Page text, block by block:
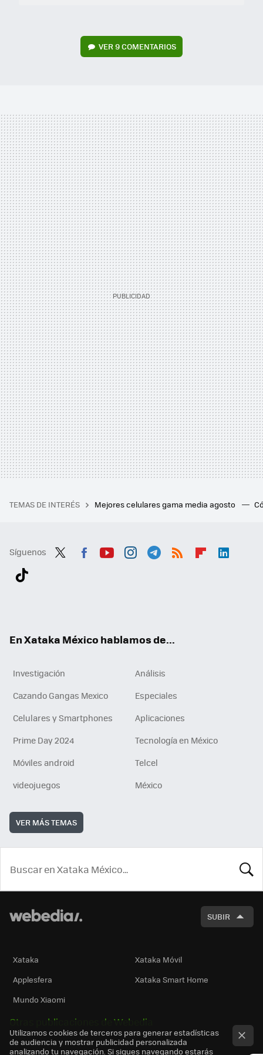
VER9 COMENTARIOS
TEMAS DE INTERÉS Mejores celulares gama media agosto
Síguenos
En Xataka México hablamos de...
Investigación
Análisis
Cazando Gangas Mexico
Especiales
Celulares y Smartphones
Aplicaciones
Prime Day 2024
Tecnología en México
Móviles android
Telcel
videojuegos
México
VER MÁS TEMAS
SUBIR
Xataka
Xataka Móvil
Applesfera
Xataka Smart Home
Mundo Xiaomi
Otras publicaciones de Webedia
Utilizamos cookies de terceros para generar estadísticas
de audiencia y mostrar publicidad personalizada
analizando tu navegación. Si sigues navegando estarás